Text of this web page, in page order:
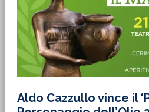
Aldo Cazzullo vince il